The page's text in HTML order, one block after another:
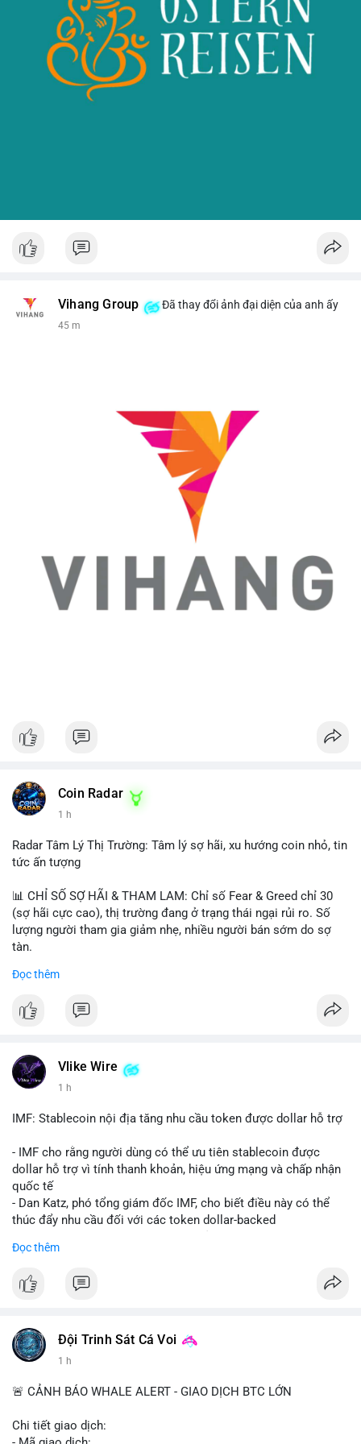
Vihang Group Đã thay đổi ảnh đại diện của anh ấy
45 m
Coin Radar
1 h
Radar Tâm Lý Thị Trường: Tâm lý sợ hãi, xu hướng coin nhỏ, tin
tức ấn tượng
📊 CHỈ SỐ SỢ HÃI & THAM LAM: Chỉ số Fear & Greed chỉ 30
(sợ hãi cực cao), thị trường đang ở trạng thái ngại rủi ro. Số
lượng người tham gia giảm nhẹ, nhiều người bán sớm do sợ
tàn.
📈 XU HƯỚNG TÌM KIẾM & THẢO LUẬN: Biconomy (BICO),
coin được tìm kiếm nhiều nhất. Chủ đề NFT (Pudgy Penguins),
💬 DÒNG CHẢY TIN TỨC & TRUYỀN THÔNG: Bàn tán trên
Binance Square tập trung vào lệnh kẹp, dự báo NVDA và Musk
luận về Clearity Act.
💡 NHẬN ĐỊNH & KHUYẾN NGHỊ: Tâm lý ngắn hạn vẫn tiêu
cực do sợ hãi, nhưng xu hướng coin nhỏ và tin tức AI/NVIDA
có thể tạo cơ hội mua sớm. Cần theo dõi sự thay đổi trong
chính sách crypto Mỹ.
Đọc thêm
Vlike Wire
1 h
IMF: Stablecoin nội địa tăng nhu cầu token được dollar hỗ trợ
- IMF cho rằng người dùng có thể ưu tiên stablecoin được
dollar hỗ trợ vì tính thanh khoản, hiệu ứng mạng và chấp nhận
quốc tế
- Dan Katz, phó tổng giám đốc IMF, cho biết điều này có thể
thúc đẩy nhu cầu đối với các token dollar-backed
triển stablecoin nội địa
$btc $eth
📰 Nguồn: Cointelegraph
Đọc thêm
Đội Trinh Sát Cá Voi
1 h
🚨 CẢNH BÁO WHALE ALERT - GIAO DỊCH BTC LỚN
Chi tiết giao dịch: